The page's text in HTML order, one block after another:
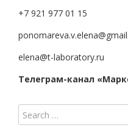
+7 921 977 01 15
elena@t-laboratory.ru
Телеграм-канал